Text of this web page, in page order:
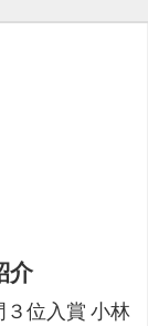
介
位入賞 小林